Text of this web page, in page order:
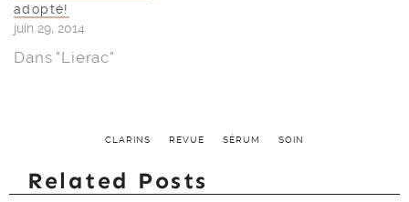
adopté!
juin 29, 2014
Dans "Lierac"
CLARINS REVUE SÉRUM SOIN
Related Posts